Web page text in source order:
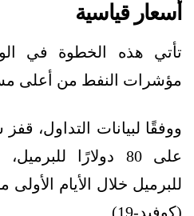
أسعار قياسية
تأتي هذه الخطوة في
مؤشرات النفط من أعلى
ووفقًا لبيانات التداول،
للبرميل خلال الأيام
(كوفيد-19).